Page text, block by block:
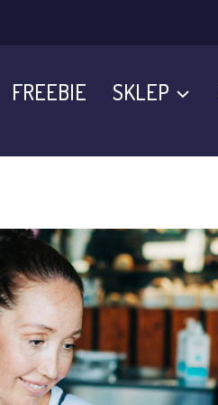
FREEBIE SKLEP